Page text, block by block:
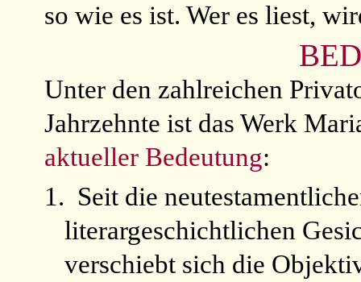
so wie es ist. Wer es liest,
Unter den zahlreichen
Jahrzehnte ist das Werk
aktueller Bedeutung:
1. Seit die
literargeschichtlichen
verschiebt sich die